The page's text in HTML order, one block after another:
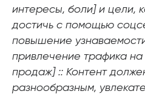
интересы, боли] и цели,
достичь с помощью
повышение
привлечение трафика на
продаж] :: Контент
разнообразным,